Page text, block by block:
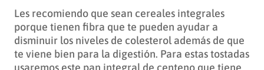
Les recomiendo que sean cereales integrales
porque tienen fibra que te pueden ayudar a
disminuir los niveles de colesterol además de que
te viene bien para la digestión. Para estas tostadas
usaremos este pan integral de centeno que tiene